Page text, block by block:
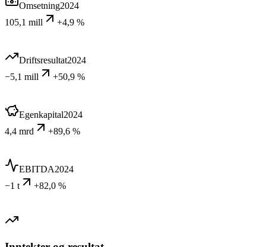
Omsetning2024
105,1 mill
+4,9 %
Driftsresultat2024
−5,1 mill
+50,9 %
Egenkapital2024
4,4 mrd
+89,6 %
EBITDA2024
−1 t
+82,0 %